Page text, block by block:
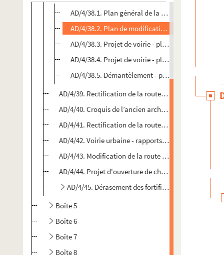
AD/4/38.1. Plan général de la citadelle à la porte
AD/4/38.2. Plan de modifications des chemins
AD/4/38.3. Projet de voirie - plan en détail du
AD/4/38.4. Projet de voirie - plan du Pont rouge
AD/4/38.5. Démantèlement - partie comprise
AD/4/39. Rectification de la route nationale n°39
AD/4/40. Croquis de l’ancien archevêché - projet
AD/4/41. Rectification de la route nationale n°17 à la
AD/4/42. Voirie urbaine - rapports sur les demandes
AD/4/43. Modification de la route nationale n°39
AD/4/44. Projet d'ouverture de chemins dans le
AD/4/45. Dérasement des fortifications de la porte
Boîte 5
Boîte 6
Boîte 7
Boîte 8